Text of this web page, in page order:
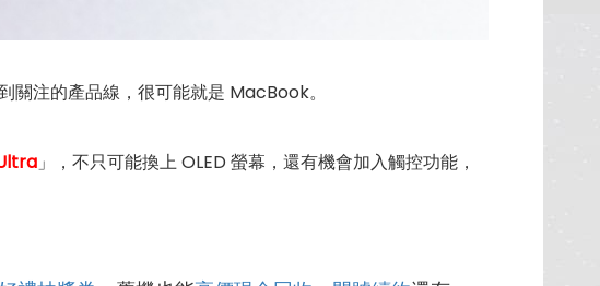
注的產品線，很可能就是 MacBook。
」，不只可能換上 OLED 螢幕，還有機會加入觸控功能，